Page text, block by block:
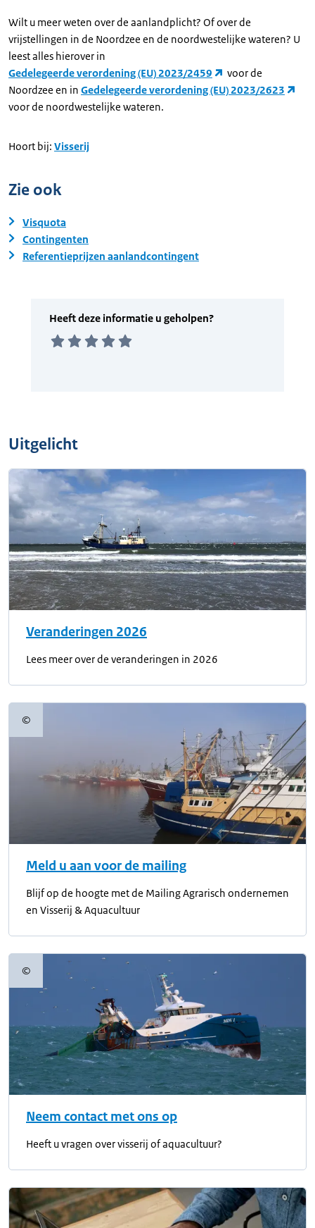
Wilt u meer weten over de aanlandplicht? Of over de
vrijstellingen in de Noordzee en de noordwestelijke wateren? U
leest alles hierover in
Gedelegeerde verordening (EU) 2023/2459
voor de
Noordzee en in Gedelegeerde verordening (EU) 2023/2623
voor de noordwestelijke wateren.
Hoort bij: Visserij
Zie ook
Visquota
Contingenten
Referentieprijzen aanlandcontingent
Uitgelicht
Veranderingen 2026
Lees meer over de veranderingen in 2026
©Copyrightinformatie
Meld u aan voor de mailing
Blijf op de hoogte met de Mailing Agrarisch ondernemen
en Visserij & Aquacultuur
©Copyrightinformatie
Neem contact met ons op
Heeft u vragen over visserij of aquacultuur?